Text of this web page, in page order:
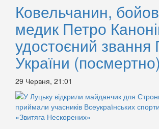
Ковельчанин,
медик Петро
удостоєний звання
України (посмертно)
29 Червня, 21:01